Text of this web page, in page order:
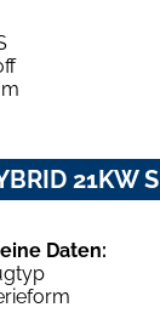
21KW
Daten: